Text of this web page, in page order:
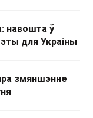
навошта ў
для Украіны
змяншэнне